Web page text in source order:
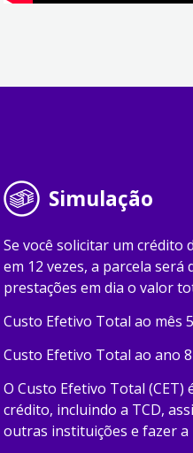
Simulação
Se você solicitar um crédito
em 12 vezes, a parcela será
prestações em dia o valor
Custo Efetivo Total ao mês
Custo Efetivo Total ao ano
O Custo Efetivo Total
crédito, incluindo a TCD,
outras instituições e fazer a